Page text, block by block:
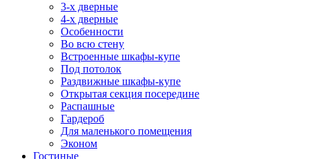
3-х дверные
4-х дверные
Особенности
Во всю стену
Встроенные шкафы-купе
Под потолок
Раздвижные шкафы-купе
Открытая секция посередине
Распашные
Гардероб
Для маленького помещения
Эконом
Гостиные